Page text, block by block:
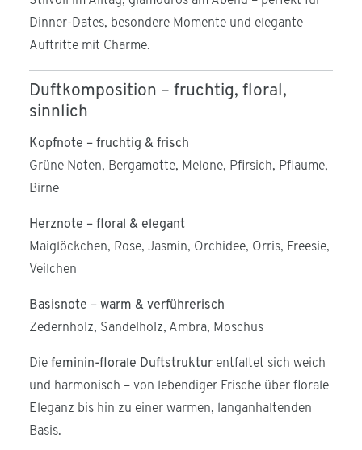
Dinner-Dates, besondere Momente und elegante
Auftritte mit Charme.
Duftkomposition – fruchtig, floral,
sinnlich
Kopfnote – fruchtig & frisch
Grüne Noten, Bergamotte, Melone, Pfirsich, Pflaume,
Birne
Herznote – floral & elegant
Maiglöckchen, Rose, Jasmin, Orchidee, Orris, Freesie,
Veilchen
Basisnote – warm & verführerisch
Zedernholz, Sandelholz, Ambra, Moschus
Die feminin-florale Duftstruktur entfaltet sich weich
und harmonisch – von lebendiger Frische über florale
Eleganz bis hin zu einer warmen, langanhaltenden
Basis.